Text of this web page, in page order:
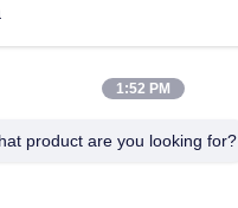
1:52 PM
product are you looking for?